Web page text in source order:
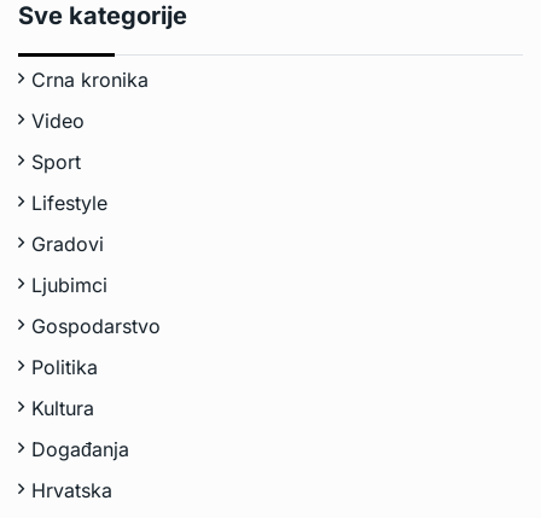
Sve kategorije
Crna kronika
Video
Sport
Lifestyle
Gradovi
Ljubimci
Gospodarstvo
Politika
Kultura
Događanja
Hrvatska